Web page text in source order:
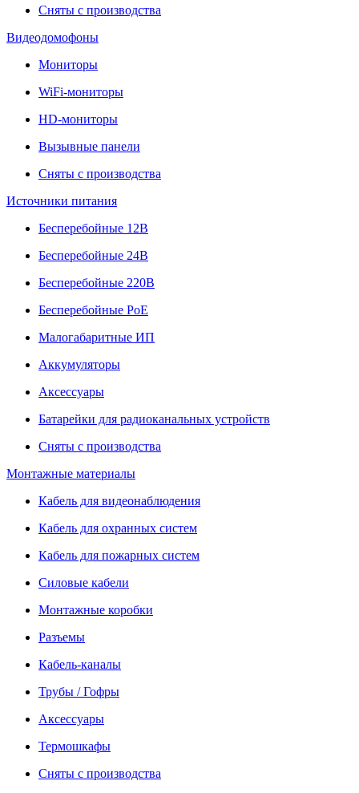
Сняты с производства
Видеодомофоны
Мониторы
WiFi-мониторы
HD-мониторы
Вызывные панели
Сняты с производства
Источники питания
Бесперебойные 12В
Бесперебойные 24В
Бесперебойные 220В
Бесперебойные PoE
Малогабаритные ИП
Аккумуляторы
Аксессуары
Батарейки для радиоканальных устройств
Сняты с производства
Монтажные материалы
Кабель для видеонаблюдения
Кабель для охранных систем
Кабель для пожарных систем
Силовые кабели
Монтажные коробки
Разъемы
Кабель-каналы
Трубы / Гофры
Аксессуары
Термошкафы
Сняты с производства